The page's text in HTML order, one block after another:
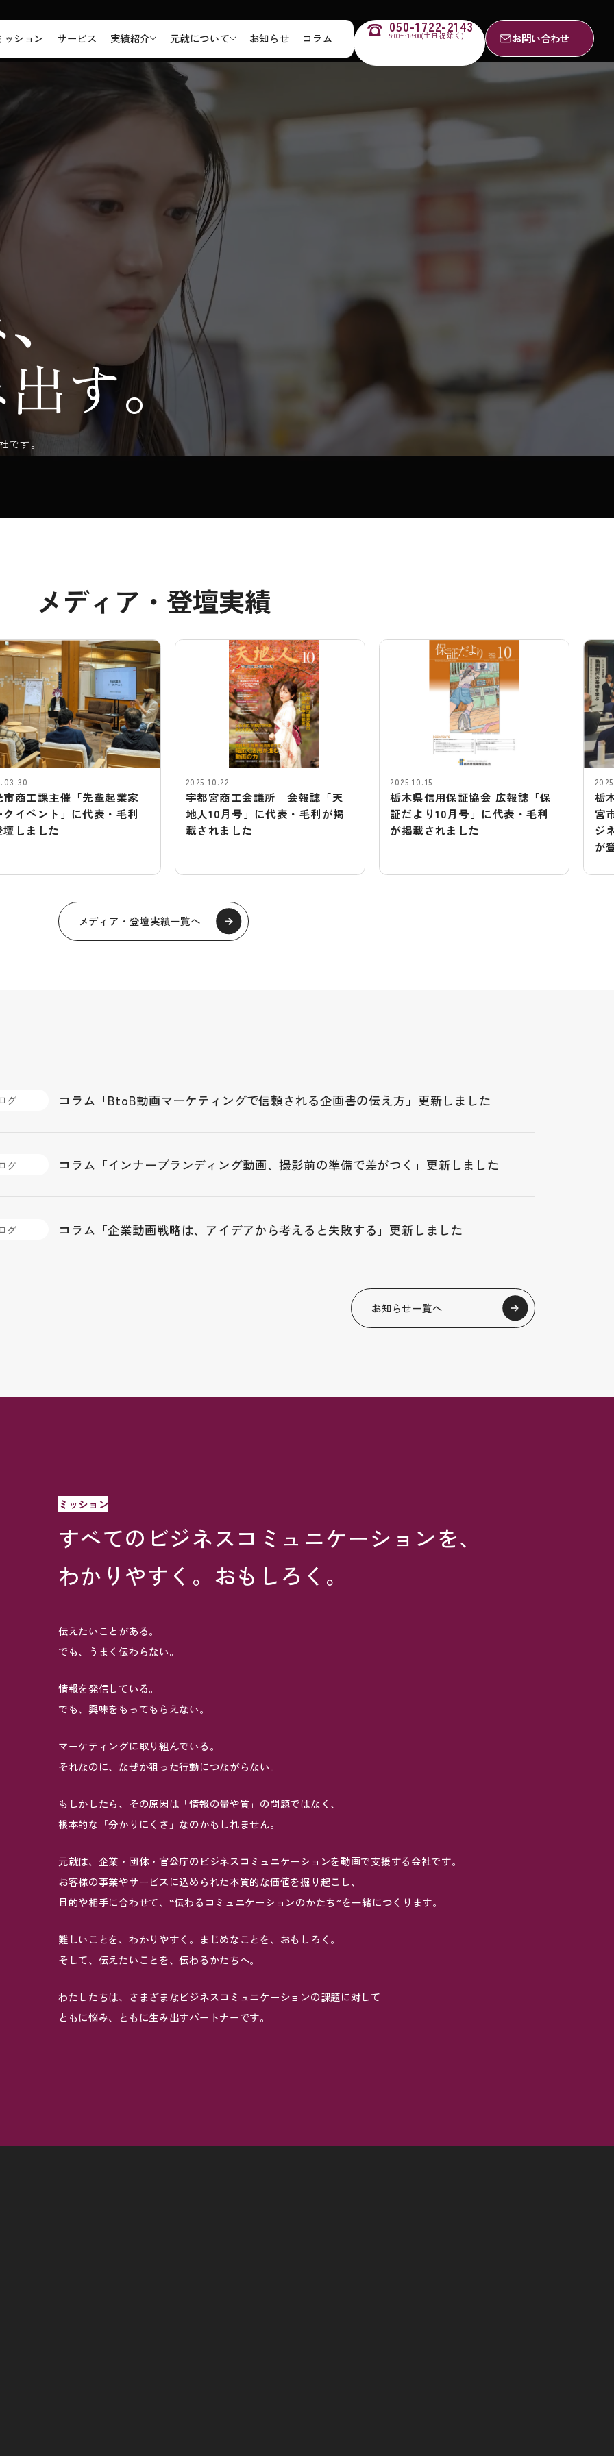
ッション サービス 実績紹介 元就について お知らせ コラム
050-1722-2143
9:00〜18:00(土日祝除く) お問い合わせ
す。
です。
メディア・登壇実績
催「先輩起業家
」に代表・毛利
宇都宮商工会議所 会報誌「天
地人10月号」に代表・毛利が掲
載されました
栃木県信用保証協会 広報誌「保
証だより10月号」に代表・毛利
が掲載されました
栃木県中小
宮市東図書
ジネス支援
が登壇しまし
メディア・登壇実績一覧へ
グ コラム「BtoB動画マーケティングで信頼される企画書の伝え方」更新しました
グ コラム「インナーブランディング動画、撮影前の準備で差がつく」更新しました
グ コラム「企業動画戦略は、アイデアから考えると失敗する」更新しました
お知らせ一覧へ
ミッション
すべてのビジネスコミュニケーションを、
わかりやすく。おもしろく。
伝えたいことがある。
でも、うまく伝わらない。
情報を発信している。
でも、興味をもってもらえない。
マーケティングに取り組んでいる。
それなのに、なぜか狙った行動につながらない。
もしかしたら、その原因は「情報の量や質」の問題ではなく、
根本的な「分かりにくさ」なのかもしれません。
元就は、企業・団体・官公庁のビジネスコミュニケーションを動画で支援する会社です。
お客様の事業やサービスに込められた本質的な価値を掘り起こし、
目的や相手に合わせて、“伝わるコミュニケーションのかたち”を一緒につくります。
難しいことを、わかりやすく。まじめなことを、おもしろく。
そして、伝えたいことを、伝わるかたちへ。
わたしたちは、さまざまなビジネスコミュニケーションの課題に対して
ともに悩み、ともに生み出すパートナーです。